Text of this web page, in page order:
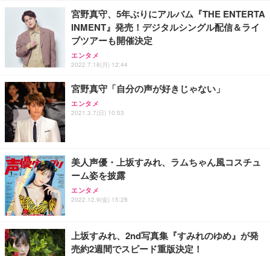
宮野真守、5年ぶりにアルバム『THE ENTERTA
INMENT』発売！デジタルシングル配信＆ライ
ブツアーも開催決定
エンタメ
2022.7.18(月) 12:44
宮野真守「自分の声が好きじゃない」
エンタメ
2021.3.7(日) 10:53
美人声優・上坂すみれ、ラムちゃん風コスチュ
ーム姿を披露
エンタメ
2022.12.9(金) 15:28
上坂すみれ、2nd写真集『すみれのゆめ』が発
売約2週間でスピード重版決定！